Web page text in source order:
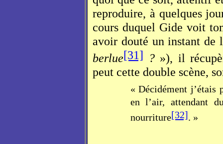
reproduire, à quelques
cours duquel Gide voit
avoir douté un instant
berlue[31] ?»), il
peut cette double scène,
« Décidément j’étais
en l’air, attendant
nourriture[32]. »